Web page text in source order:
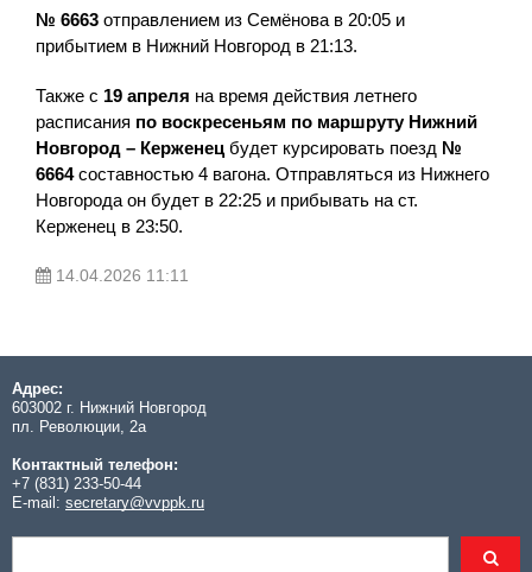
№ 6663 отправлением из Семёнова в 20:05 и
прибытием в Нижний Новгород в 21:13.
Также с 19 апреля на время действия летнего
расписания по воскресеньям по маршруту Нижний
Новгород – Керженец будет курсировать поезд №
6664составностью 4 вагона. Отправляться из Нижнего
Новгорода он будет в 22:25 и прибывать на ст.
Керженец в 23:50.
14.04.2026 11:11
Адрес:
603002 г. Нижний Новгород
пл. Революции, 2а
Контактный телефон:
+7 (831) 233-50-44
E-mail: secretary@vvppk.ru